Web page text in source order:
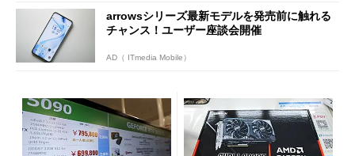
arrowsシリーズ最新モデルを発売前に触れる
チャンス！ユーザー座談会開催
AD（ ITmedia Mobile）